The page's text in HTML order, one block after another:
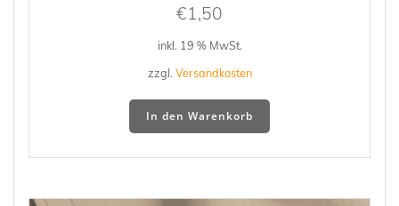
€1,50
inkl. 19 % MwSt.
zzgl. Versandkosten
In den Warenkorb